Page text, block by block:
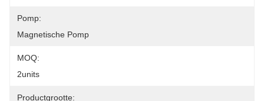
Pomp:
Magnetische Pomp
MOQ:
2units
Productgrootte: